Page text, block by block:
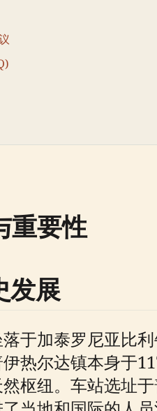
重要性
发展
于加泰罗尼亚比
热尔达镇本身于
枢纽。车站选址